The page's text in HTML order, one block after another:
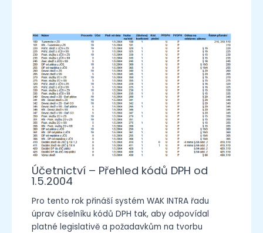
Účetnictví – Přehled kódů DPH od
1.5.2004
Pro tento rok přináší systém WAK INTRA řadu
úprav číselníku kódů DPH tak, aby odpovídal
platné legislativě a požadavkům na tvorbu